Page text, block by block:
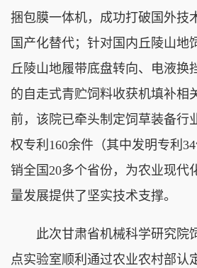
捆包膜一体机，成功打破国外技
国产化替代；针对国内丘陵山地
丘陵山地履带底盘转向、电液换
的自走式青贮饲料收获机填补相
前，该院已牵头制定饲草装备行
权专利160余件（其中发明专利
销全国20多个省份，为农业现代
量发展提供了坚实技术支撑。
此次甘肃省机械科学研究院
点实验室顺利通过农业农村部认